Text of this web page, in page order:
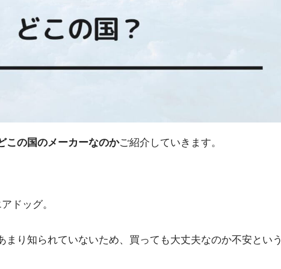
この国のメーカーなのかご紹介していきます。
ドッグ。
まり知られていないため、買っても大丈夫なのか不安という